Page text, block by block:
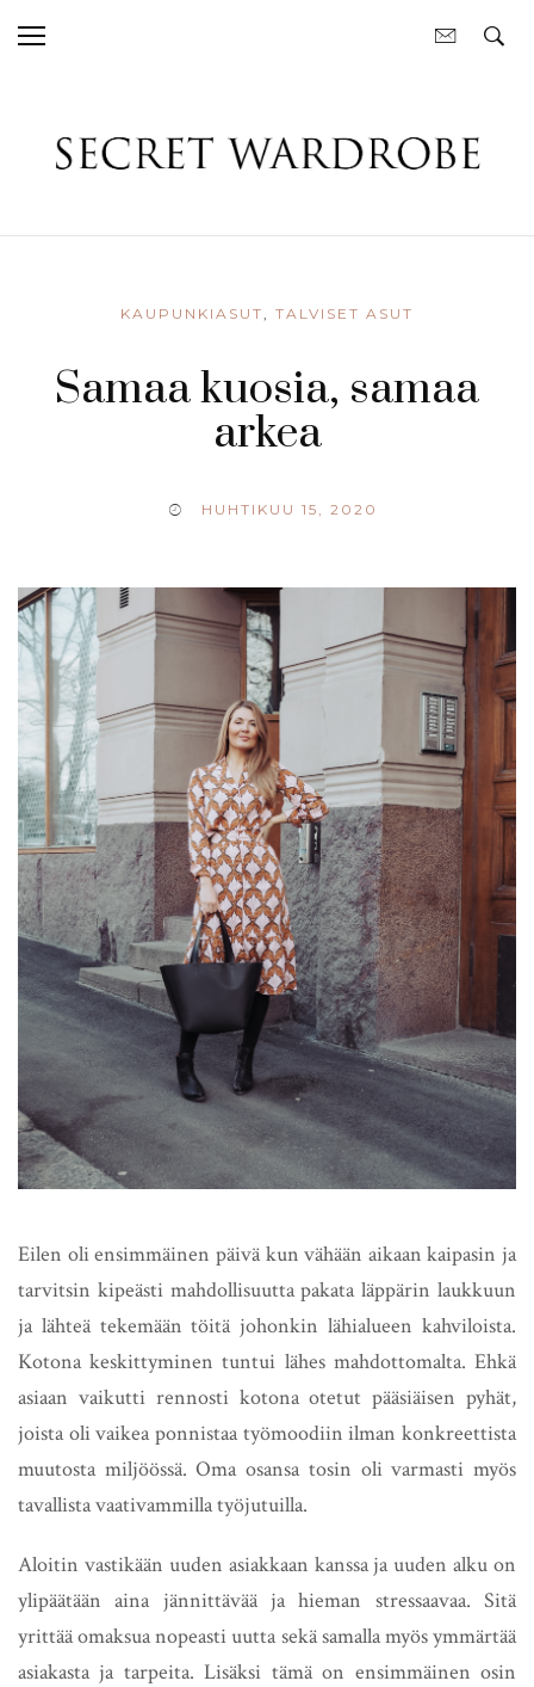
KAUPUNKIASUT TALVISET ASUT
Samaa kuosia, samaa
arkea
HUHTIKUU 15, 2020
Eilen oli ensimmäinen päivä kun vähään aikaan kaipasin ja
tarvitsin kipeästi mahdollisuutta pakata läppärin laukkuun
ja lähteä tekemään töitä johonkin lähialueen kahviloista.
Kotona keskittyminen tuntui lähes mahdottomalta. Ehkä
asiaan vaikutti rennosti kotona otetut pääsiäisen pyhät,
joista oli vaikea ponnistaa työmoodiin ilman konkreettista
muutosta miljöössä. Oma osansa tosin oli varmasti myös
tavallista vaativammilla työjutuilla.
Aloitin vastikään uuden asiakkaan kanssa ja uuden alku on
ylipäätään aina jännittävää ja hieman stressaavaa. Sitä
yrittää omaksua nopeasti uutta sekä samalla myös ymmärtää
asiakasta ja tarpeita. Lisäksi tämä on ensimmäinen osin